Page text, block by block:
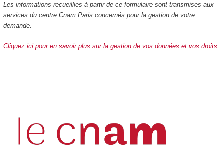
Les informations recueillies à partir de ce formulaire sont transmises aux
services du centre Cnam Paris concernés pour la gestion de votre
demande.
Cliquez ici pour en savoir plus sur la gestion de vos données et vos droits.